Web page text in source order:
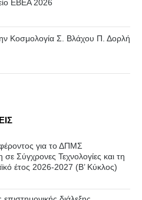
ΕΒΕΑ 2026
Κοσμολογία Σ. Βλάχου Π. Δορλή
για το ΔΠΜΣ
Σύγχρονες Τεχνολογίες και τη
έτος 2026-2027 (B’ Kύκλος)